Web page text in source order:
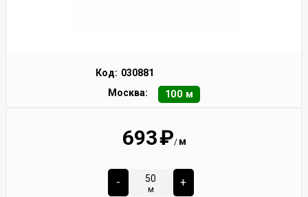
Код: 030881
Москва:
100 м
693₽/ м
-
м
+